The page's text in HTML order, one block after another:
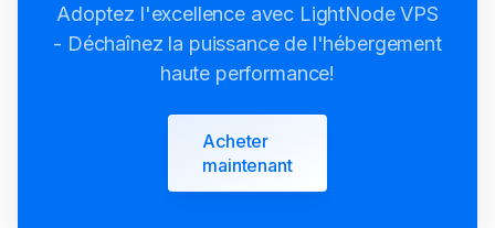
Adoptez l'excellence avec LightNode VPS
- Déchaînez la puissance de l'hébergement
haute performance!
Acheter
maintenant